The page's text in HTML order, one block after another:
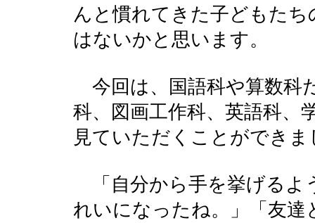
んと慣れてきた子どもた
はないかと思います。
今回は、国語科や算数科
科、図画工作科、英語科、
見ていただくことができま
「自分から手を挙げるよ
れいになったね。」「友